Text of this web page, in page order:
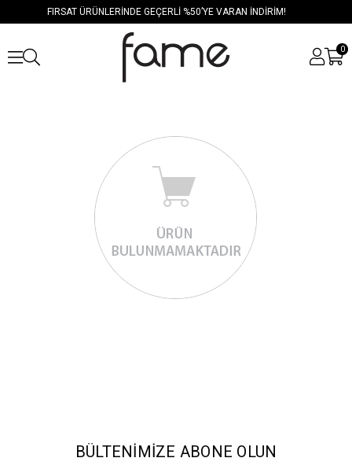
FIRSAT ÜRÜNLERİNDE GEÇERLİ %50’YE VARAN İNDİRİM!
0
BÜLTENIMIZE ABONE OLUN